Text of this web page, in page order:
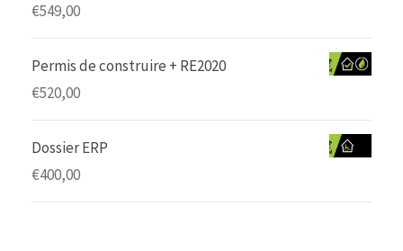
€549,00
Permis de construire + RE2020
€520,00
Dossier ERP
€400,00